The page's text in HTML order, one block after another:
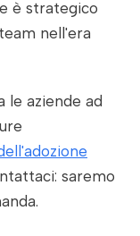
è strategico
nell'era
le aziende ad
saremo